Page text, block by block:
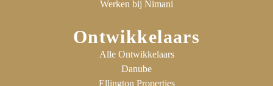
Werken bij Nimani
Ontwikkelaars
Alle Ontwikkelaars
Danube
Ellington Properties